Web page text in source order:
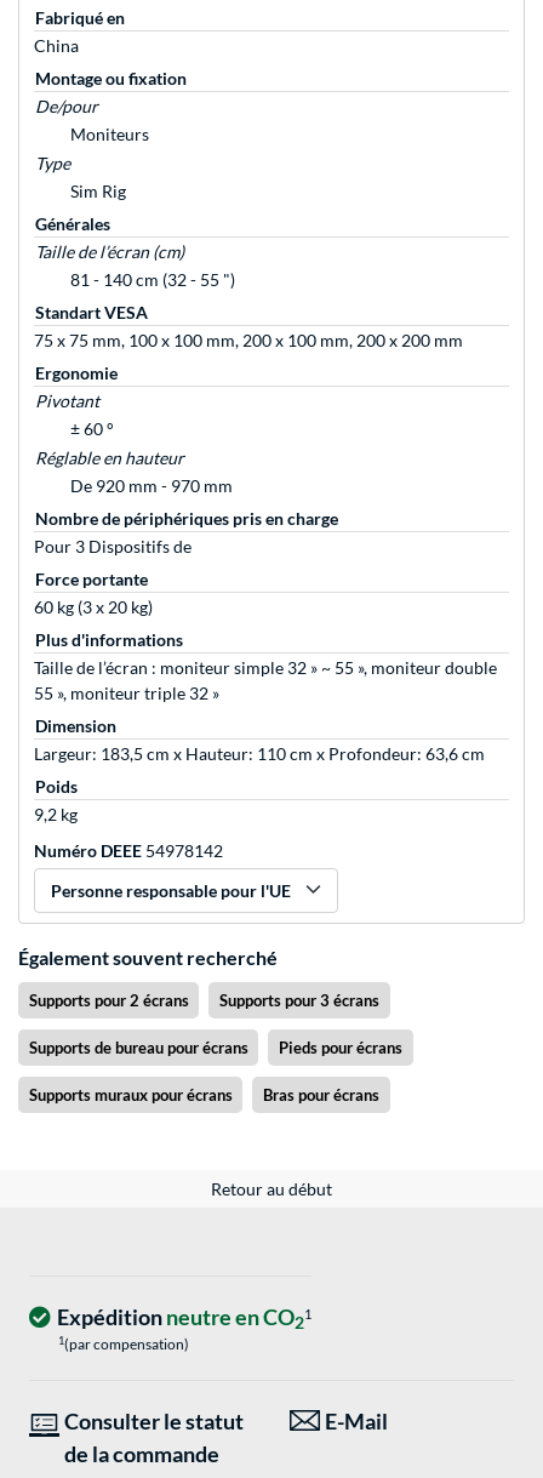
Fabriqué en
China
Montage ou fixation
De/pour
Moniteurs
Type
Sim Rig
Générales
Taille de l’écran (cm)
81 - 140 cm (32 - 55 ")
Standart VESA
75 x 75 mm, 100 x 100 mm, 200 x 100 mm, 200 x 200 mm
Ergonomie
Pivotant
± 60 °
Réglable en hauteur
De 920 mm - 970 mm
Nombre de périphériques pris en charge
Pour 3 Dispositifs de
Force portante
60 kg (3 x 20 kg)
Plus d'informations
Taille de l’écran : moniteur simple 32 » ~ 55 », moniteur double
55 », moniteur triple 32 »
Dimension
Largeur: 183,5 cm x Hauteur: 110 cm x Profondeur: 63,6 cm
Poids
9,2 kg
Numéro DEEE 54978142
Personne responsable pour l'UE
Également souvent recherché
Supports pour 2 écrans Supports pour 3 écrans
Supports de bureau pour écrans Pieds pour écrans
Supports muraux pour écrans Bras pour écrans
Retour au début
Expéditionneutre en CO21
1(par compensation)
Consulter le statut
de la commande
E-Mail